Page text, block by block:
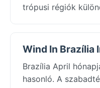
trópusi régiók
Wind In Brazília
Brazília April
hasonló. A